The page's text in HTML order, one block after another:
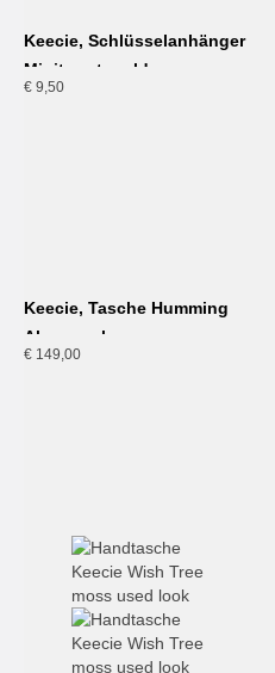
Keecie, Schlüsselanhänger
Minitweet, gold
€ 9,50
Keecie, Tasche Humming
Along, schwarz
€ 149,00